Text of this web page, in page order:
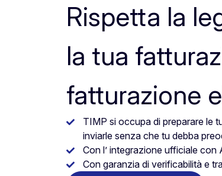
Rispetta la
la tua
fatturazione
TIMP si occupa di preparare le
inviarle senza che tu debba
Con l’ integrazione ufficiale con
Con garanzia di verificabilità e